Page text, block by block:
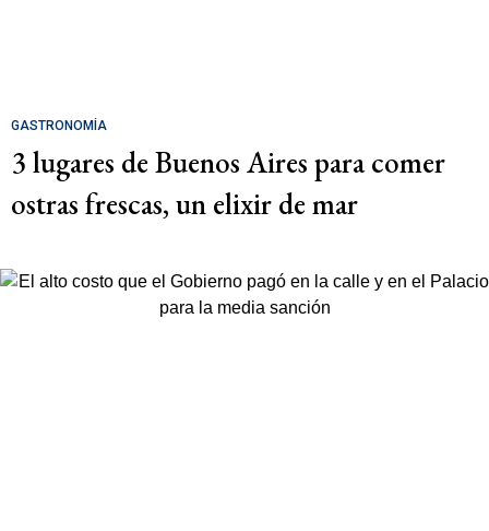
GASTRONOMÍA
3 lugares de Buenos Aires para comer
ostras frescas, un elixir de mar